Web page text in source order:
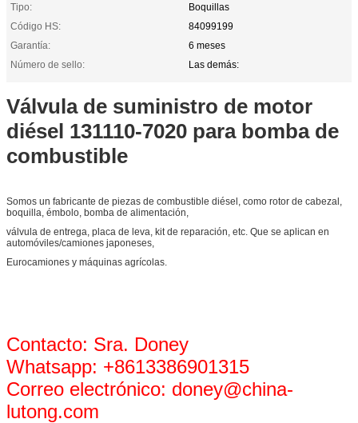
Tipo:
Boquillas
Código HS:
84099199
Garantía:
6 meses
Número de sello:
Las demás:
Válvula de suministro de motor
diésel 131110-7020 para bomba de
combustible
Somos un fabricante de piezas de combustible diésel, como rotor de cabezal,
boquilla, émbolo, bomba de alimentación,
válvula de entrega, placa de leva, kit de reparación, etc. Que se aplican en
automóviles/camiones japoneses,
Eurocamiones y máquinas agrícolas.
Contacto: Sra. Doney
Whatsapp: +8613386901315
Correo electrónico: doney@china-
lutong.com